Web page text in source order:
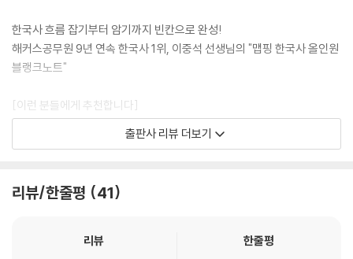
48 근대 문화史
Ⅴ 일제 강점기
50 1910년대 민족 독립운동
51 3 · 1운동과 대한민국 임시 정부
52 1920~30년대 국외 민족 독립운동
53 1920~30년대 국내 민족 독립운동
55 국내외 동포의 생활 모습
한국사 흐름 잡기부터 암기까지 빈칸으로 완성!
해커스공무원 9년 연속 한국사 1위, 이중석 선생님의 "맵핑 한국사 올인원
블랭크노트"
[이런 분들에게 추천합니다]
1. 9급 공무원 시험을 준비하는 분들
2. 시험에 출제되는 방대한 한국사의 내용을 압축해서 쉽고 빠르게 정리하
분들
[해커스 교재만의 특장점]
출판사 리뷰 더보기
리뷰/한줄평 41
리뷰 한줄평